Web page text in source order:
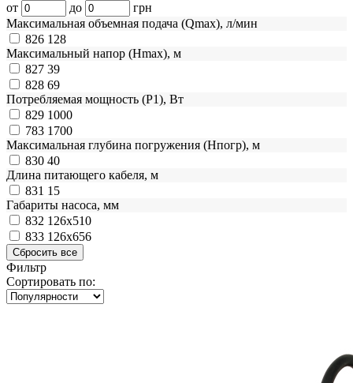
от
до
грн
Максимальная объемная подача (Qmax), л/мин
826 128
Максимальный напор (Нmax), м
827 39
828 69
Потребляемая мощность (Р1), Вт
829 1000
783 1700
Максимальная глубина погружения (Нпогр), м
830 40
Длина питающего кабеля, м
831 15
Габариты насоса, мм
832 126х510
833 126х656
Фильтр
Сортировать по: